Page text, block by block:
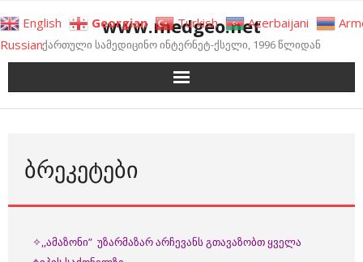
to
content
www.medgeo.net
ქართული სამედიცინო ინტერნეტ-ქსელი, 1996 წლიდან
ᲑᲠᲔᲙᲔᲢᲔᲑᲘ
✧,,ამაზონი” უზარმაზარ არჩევანს გთავაზობთ ყველა
English Georgian Turkish Azerbaijani
Russian